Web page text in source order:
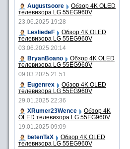
Augustsoore
Обзор 4K OLED
телевизора LG 55EG960V
23.06.2025 19:28
LesliedeF
Обзор 4K OLED
телевизора LG 55EG960V
03.06.2025 20:14
BryanBoano
Обзор 4K OLED
телевизора LG 55EG960V
09.03.2025 21:51
Eugenrex
Обзор 4K OLED
телевизора LG 55EG960V
29.01.2025 22:36
XRumer23Wence
Обзор 4K
OLED телевизора LG 55EG960V
19.01.2025 09:09
betenTaX
Обзор 4K OLED
телевизора LG 55EG960V